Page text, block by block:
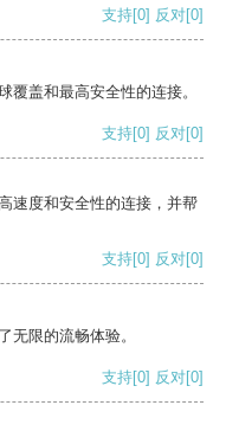
支持[0] 反对[0]
覆盖和最高安全性的连接。
支持[0] 反对[0]
速度和安全性的连接，并帮
支持[0] 反对[0]
无限的流畅体验。
支持[0] 反对[0]